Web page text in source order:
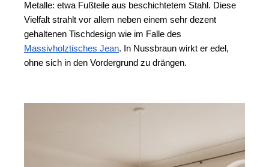
Metalle: etwa Fußteile aus beschichtetem Stahl. Diese
Vielfalt strahlt vor allem neben einem sehr dezent
Massivholztisches Jean. In Nussbraun wirkt er edel,
ohne sich in den Vordergrund zu drängen.